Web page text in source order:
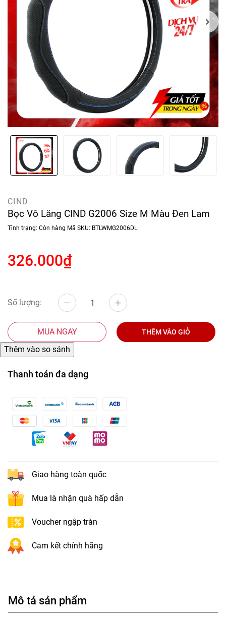
CIND
Bọc Vô Lăng CIND G2006 Size M Màu Đen Lam
Tình trạng: Còn hàng Mã SKU: BTLWMG2006DL
326.000₫
Số lượng:
MUA NGAY THÊM VÀO GIỎ
Thanh toán đa dạng
Giao hàng toàn quốc
Mua là nhận quà hấp dẫn
Voucher ngập tràn
Cam kết chính hãng
Mô tả sản phẩm